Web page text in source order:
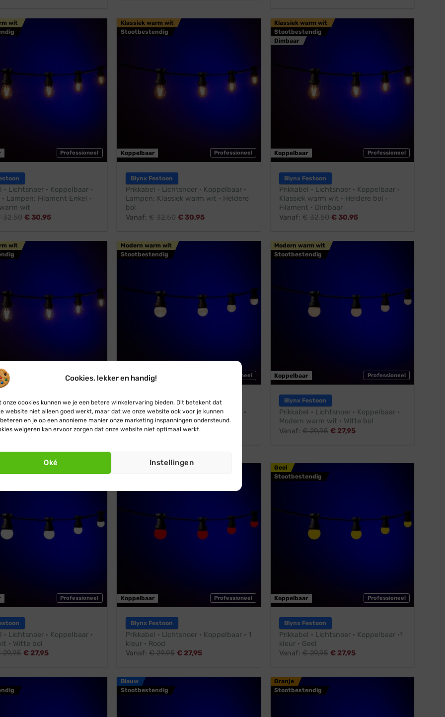
Cookies, lekker en handig!
onze cookies kunnen we je een betere winkelervaring bieden. Dit betekent dat
website niet alleen goed werkt, maar dat we onze website ook voor je kunnen
en je op een anonieme manier onze marketing inspanningen ondersteund.
weigeren kan ervoor zorgen dat onze website niet optimaal werkt.
Oké Instellingen
Professioneel
wit
· Lichtsnoer · Koppelbaar ·
Lampen: Filament Enkel ·
wit
32,50 €30,95
Professioneel
Klassiek warm wit
Stootbestendig
Koppelbaar
Blynx Festoon
Prikkabel · Lichtsnoer · Koppelbaar ·
Lampen: Klassiek warm wit · Heldere
bol
Vanaf: €32,50 €30,95
Professioneel
Klassiek warm wit
Stootbestendig
Dimbaar
Koppelbaar
Blynx Festoon
Prikkabel · Lichtsnoer · Koppelbaar ·
Klassiek warm wit · Heldere bol ·
Filament · Dimbaar
Vanaf: €32,50 €30,95
Professioneel
wit
· Lichtsnoer · Koppelbaar ·
· Lampen: Filament Dubbel ·
wit
Professioneel
Modern warm wit
Stootbestendig
Koppelbaar
Blynx Festoon
Prikkabel · Lichtsnoer · Koppelbaar ·
Modern warm wit · Matte bol
Vanaf:€29,95 € 27,95
Professioneel
Modern warm wit
Stootbestendig
Koppelbaar
Blynx Festoon
Prikkabel · Lichtsnoer · Koppelbaar ·
Modern warm wit · Witte bol
Vanaf: €29,95 € 27,95
Professioneel
· Lichtsnoer · Koppelbaar ·
· Witte bol
29,95 €27,95
Professioneel
Koppelbaar
Blynx Festoon
Prikkabel · Lichtsnoer · Koppelbaar · 1
kleur · Rood
Vanaf: €29,95 € 27,95
Geel
Stootbestendig
Professioneel
Koppelbaar
Blynx Festoon
Prikkabel · Lichtsnoer · Koppelbaar ·1
kleur · Geel
Vanaf: €29,95 € 27,95
Blauw
Stootbestendig
Oranje
Stootbestendig